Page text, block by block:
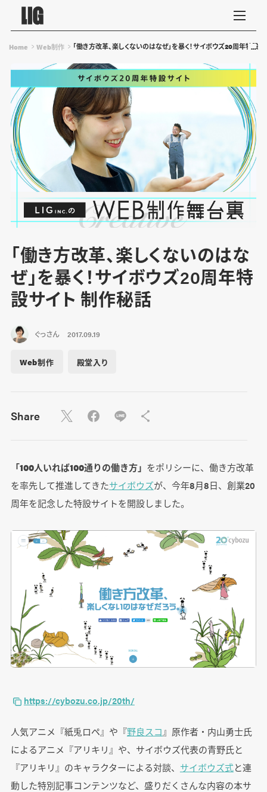
Home Web制作 「働き方改革、楽しくないのはなぜ」を暴く！サイボウズ20周年特設
「働き方改革、楽しくないのはな
ぜ」を暴く！サイボウズ20周年特
設サイト 制作秘話
ぐっさん 2017.09.19
Web制作 殿堂入り
Share
「100人いれば100通りの働き方」 をポリシーに、働き方改革
を率先して推進してきたサイボウズが、今年8月8日、創業20
周年を記念した特設サイトを開設しました。
https://cybozu.co.jp/20th/
人気アニメ『紙兎ロペ』や『野良スコ 』原作者・内山勇士氏
によるアニメ『アリキリ』や、サイボウズ代表の青野氏と
『アリキリ』のキャラクターによる対談、 サイボウズ式と連
動した特別記事コンテンツなど、盛りだくさんな内容の本サ